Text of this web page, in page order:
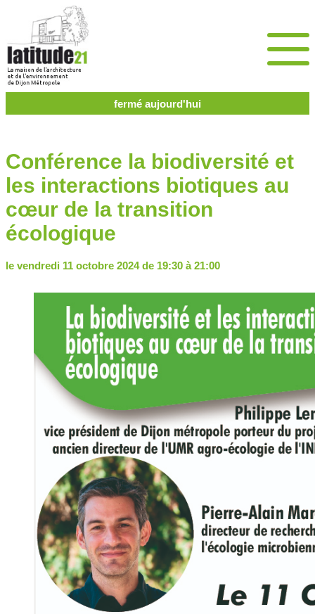
fermé aujourd'hui
Conférence la biodiversité et
les interactions biotiques au
cœur de la transition
écologique
le vendredi 11 octobre 2024 de 19:30 à 21:00